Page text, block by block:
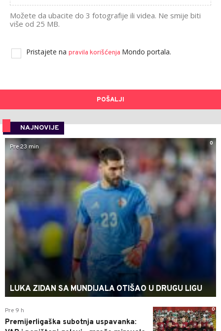
Možete da ubacite do 3 fotografije ili videa. Ne smije biti
više od 25 MB.
Pristajete na pravila korišćenja Mondo portala.
POŠALJI
NAJNOVIJE
0
Pre 23 min
LUKA ZIDAN SA MUNDIJALA OTIŠAO U DRUGU LIGU
0
Pre 9 h
Premijerligaška subotnja uspavanka: